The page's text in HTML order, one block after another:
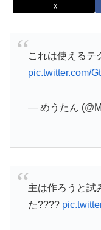
X
これは使えるテ
pic.twitter.com/
— めうたん
主は作ろうと試
た????